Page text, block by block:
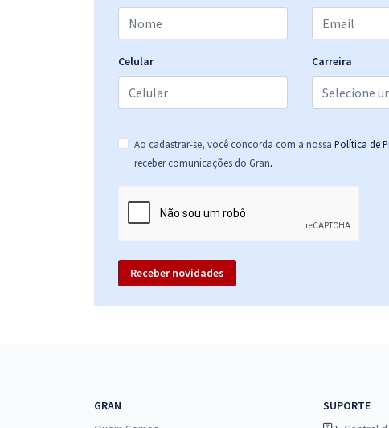
Celular Carreira
Ao cadastrar-se, você concorda com a nossa Política de
receber comunicações do Gran.
Receber novidades
GRAN
SUPORTE